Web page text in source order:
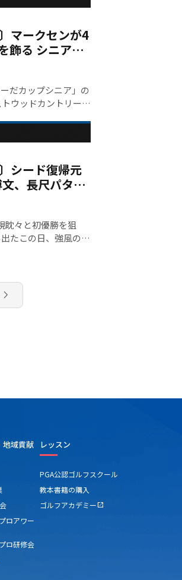
がり2ホールで連続バ
まり真剣にやりす
んね」と笑った。
作りながら決めきれ
ーパットを沈めてピ
パーで折り返す。
マークセンが4
飾る シニアツ
数を更新中
だカップシニア」の
ウッドカントリーク
ヤド・マークセン
で回り、通算14アン
勝を飾った。優勝
ングは2位に浮上し
れた2017年以来、
の福岡シニアオープ
新中。首位2打差2
ー3位には片山晋
ンドでは4番ホール
インワンを達成。第
シード復帰元
、長尺パター
眈々と初優勝を狙
たこの日、強風の
3番パー4は2打目が
外す。4番パー3は
navigate_next
地域貢献
ロアワー
ロ研修会
レッスン
PGA公認ゴルフスクール
教本書籍の購入
ゴルフアカデミー open_in_new